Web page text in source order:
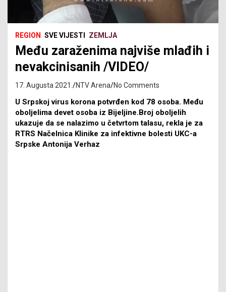
REGION SVE VIJESTI ZEMLJA
Među zaraženima najviše mlađih i
nevakcinisanih /VIDEO/
17. Augusta 2021. NTV Arena No Comments
U Srpskoj virus korona potvrđen kod 78 osoba. Među
oboljelima devet osoba iz Bijeljine.Broj oboljelih
ukazuje da se nalazimo u četvrtom talasu, rekla je za
RTRS Načelnica Klinike za infektivne bolesti UKC-a
Srpske Antonija Verhaz